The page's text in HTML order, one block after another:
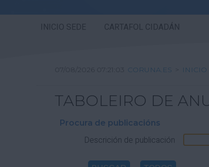
INICIO SEDE CARTAFOL CIDADÁN
07/08/2026 07:21:04 CORUNA.ES > INICIO
TABOLEIRO DE
Procura de publicacións
Descrición de publicación